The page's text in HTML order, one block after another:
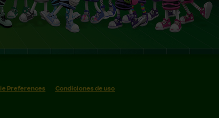
Preferences Condiciones de uso